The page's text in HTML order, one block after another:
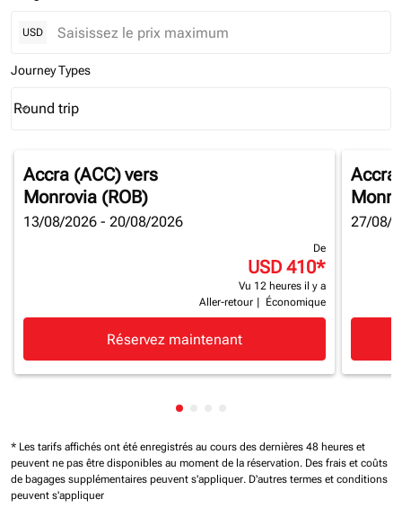
USD
Journey Types
Journey Types option Round trip Selected
Round trip
keyboard_arrow_down
Accra (ACC)vers
Monrovia (ROB)
13/08/2026 - 20/08/2026
De
USD 410*
Vu 12 heures il y a
Aller-retour
Économique
Réservez maintenant
Accra
27/08/
Affichage de cmp-pagination-
* Les tarifs affichés ont été enregistrés au cours des dernières 48 heures et
peuvent ne pas être disponibles au moment de la réservation. Des frais et coûts
de bagages supplémentaires peuvent s'appliquer. D'autres termes et conditions
peuvent s'appliquer